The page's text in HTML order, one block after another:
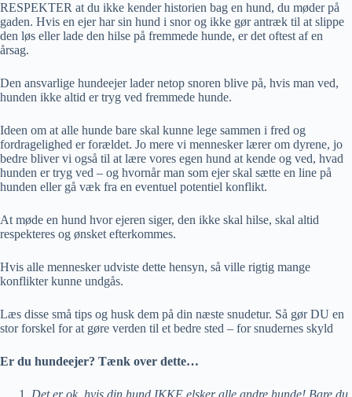
RESPEKTER at du ikke kender historien bag en hund, du møder på
gaden. Hvis en ejer har sin hund i snor og ikke gør antræk til at slippe
den løs eller lade den hilse på fremmede hunde, er det oftest af en
årsag.
Den ansvarlige hundeejer lader netop snoren blive på, hvis man ved,
hunden ikke altid er tryg ved fremmede hunde.
Ideen om at alle hunde bare skal kunne lege sammen i fred og
fordragelighed er forældet. Jo mere vi mennesker lærer om dyrene, jo
bedre bliver vi også til at lære vores egen hund at kende og ved, hvad
hunden er tryg ved – og hvornår man som ejer skal sætte en line på
hunden eller gå væk fra en eventuel potentiel konflikt.
At møde en hund hvor ejeren siger, den ikke skal hilse, skal altid
respekteres og ønsket efterkommes.
Hvis alle mennesker udviste dette hensyn, så ville rigtig mange
konflikter kunne undgås.
Læs disse små tips og husk dem på din næste snudetur. Så gør DU en
stor forskel for at gøre verden til et bedre sted – for snudernes skyld
Er du hundeejer? Tænk over dette…
Det er ok, hvis din hund IKKE elsker alle andre hunde! Bare du